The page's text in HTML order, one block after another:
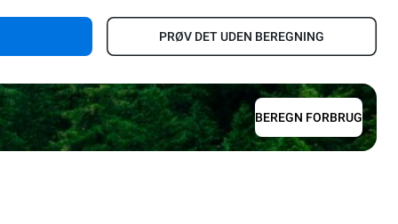
PRØV DET UDEN BEREGNING
BEREGN FORBRUG